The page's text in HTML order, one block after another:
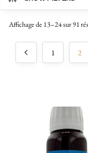
Affichage de 13–24 sur 91
1 2